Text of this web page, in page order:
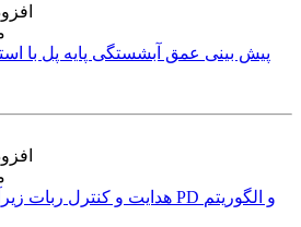
پیش بینی عمق آبشستگی پایه پل با